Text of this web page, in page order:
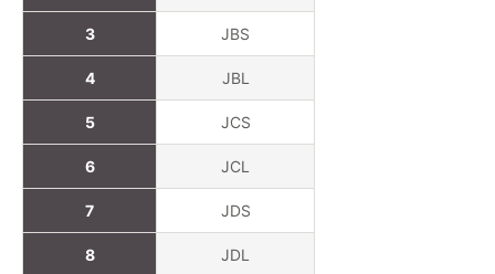
3
4
5
6
7
8
JBS
JBL
JCS
JCL
JDS
JDL